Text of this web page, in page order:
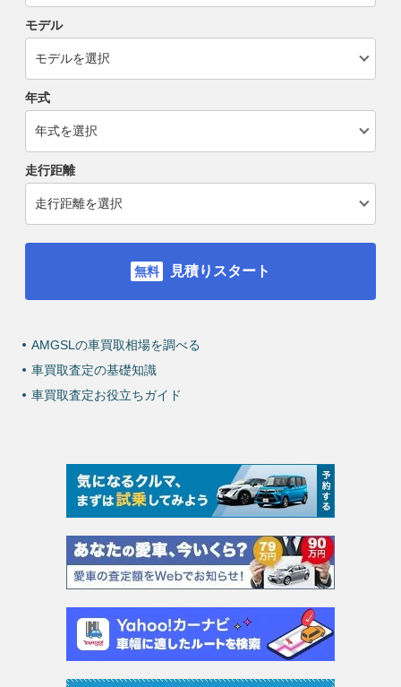
モデル
年式
走行距離
見積りスタート
AMGSLの車買取相場を調べる
車買取査定の基礎知識
車買取査定お役立ちガイド